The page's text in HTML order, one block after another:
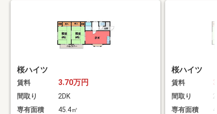
桜ハイツ
賃料 3.70万円
間取り
2DK
専有面積
45.4㎡
桜ハイツ
賃料
間取り
専有面積